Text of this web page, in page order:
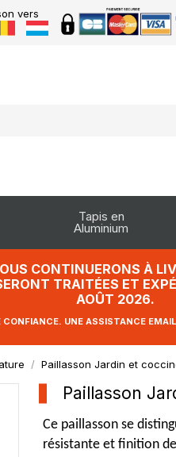
vers
Tapis en
Aluminium
CONTINUERONS À
TRAITÉES ET
AOÛT 2026.
CONFIANCE. UNE ASSISTANCE
Paillasson Jardin et
Paillasson
Ce paillasson se
résistante et finition